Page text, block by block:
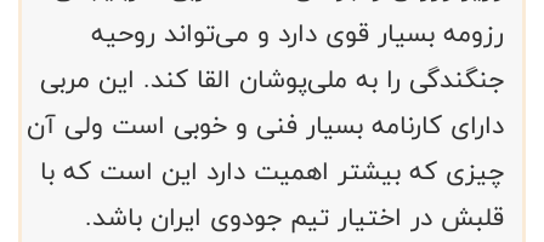
رزومه بسیار قوی دارد و می‌تواند روحیه
جنگندگی را به ملی‌پوشان القا کند. این مربی
دارای کارنامه بسیار فنی و خوبی است ولی آن
چیزی که بیشتر اهمیت دارد این است که با
قلبش در اختیار تیم جودوی ایران باشد.